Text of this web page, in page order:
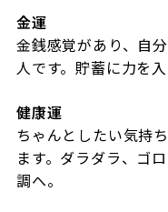
金運
金銭感覚があり、自
人です。貯蓄に力を
健康運
ちゃんとしたい気持
ます。ダラダラ、ゴ
調へ。